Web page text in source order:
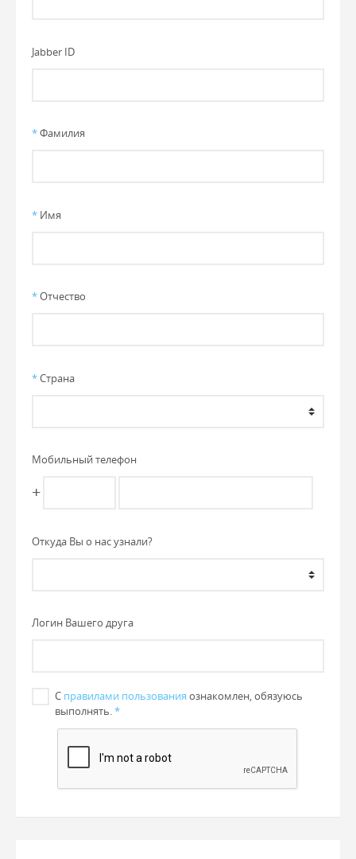
Jabber ID
*Фамилия
* Имя
*Отчество
*Страна
Мобильный телефон
+
Откуда Вы о нас узнали?
Логин Вашего друга
С правилами пользования ознакомлен, обязуюсь
выполнять.*